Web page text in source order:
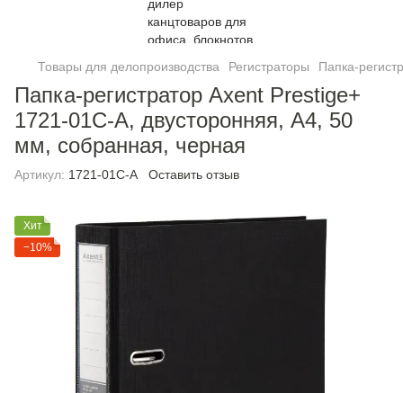
Товары для делопроизводства Регистраторы Папка-
Папка-регистратор Axent Prestige+
1721-01C-A, двусторонняя, A4, 50
мм, собранная, черная
Артикул: 1721-01C-A Оставить отзыв
Хит
−10%